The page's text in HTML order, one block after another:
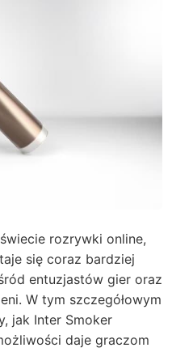
rozrywki online,
się coraz bardziej
entuzjastów gier oraz
W tym szczegółowym
jak Inter Smoker
daje graczom